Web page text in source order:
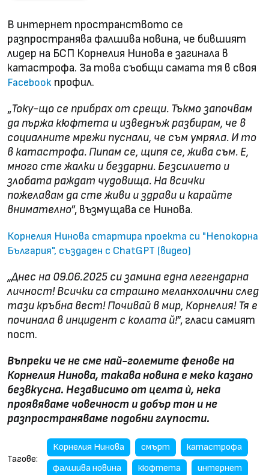
В интернет пространството се
разпространява фалшива новина, че бившият
лидер на БСП Корнелия Нинова е загинала в
катастрофа. За това съобщи самата тя в своя
Facebook профил.
„Току-що се прибрах от срещи. Тъкмо започвам
да пържа кюфтета и изведнъж разбирам, че в
социалните мрежи пуснали, че съм умряла. И то
в катастрофа. Пипам се, щипя се, жива съм. Е,
много сте жалки и бездарни. Безсилието и
злобата раждат чудовища. На всички
пожелавам да сте живи и здрави и карайте
внимателно”, възмущава се Нинова.
Корнелия Нинова стартира проекта си "Непокорна
България", създаден с ChatGPT (видео)
„Днес на 09.06.2025 си замина една легендарна
личност! Всички са страшно меланхолични след
тази кръбна вест! Почивай в мир, Корнелия! Тя е
починала в инцидент с колата й!”, гласи самият
пост.
Въпреки че не сме най-големите фенове на
Корнелия Нинова, такава новина е меко казано
безвкусна. Независимо от целта ѝ, нека
проявяваме човечност и добър тон и не
разпространяваме подобни глупости.
Тагове:
Корнелия Нинова смърт
катастрофа
фалшива новина
кюфтета интернет